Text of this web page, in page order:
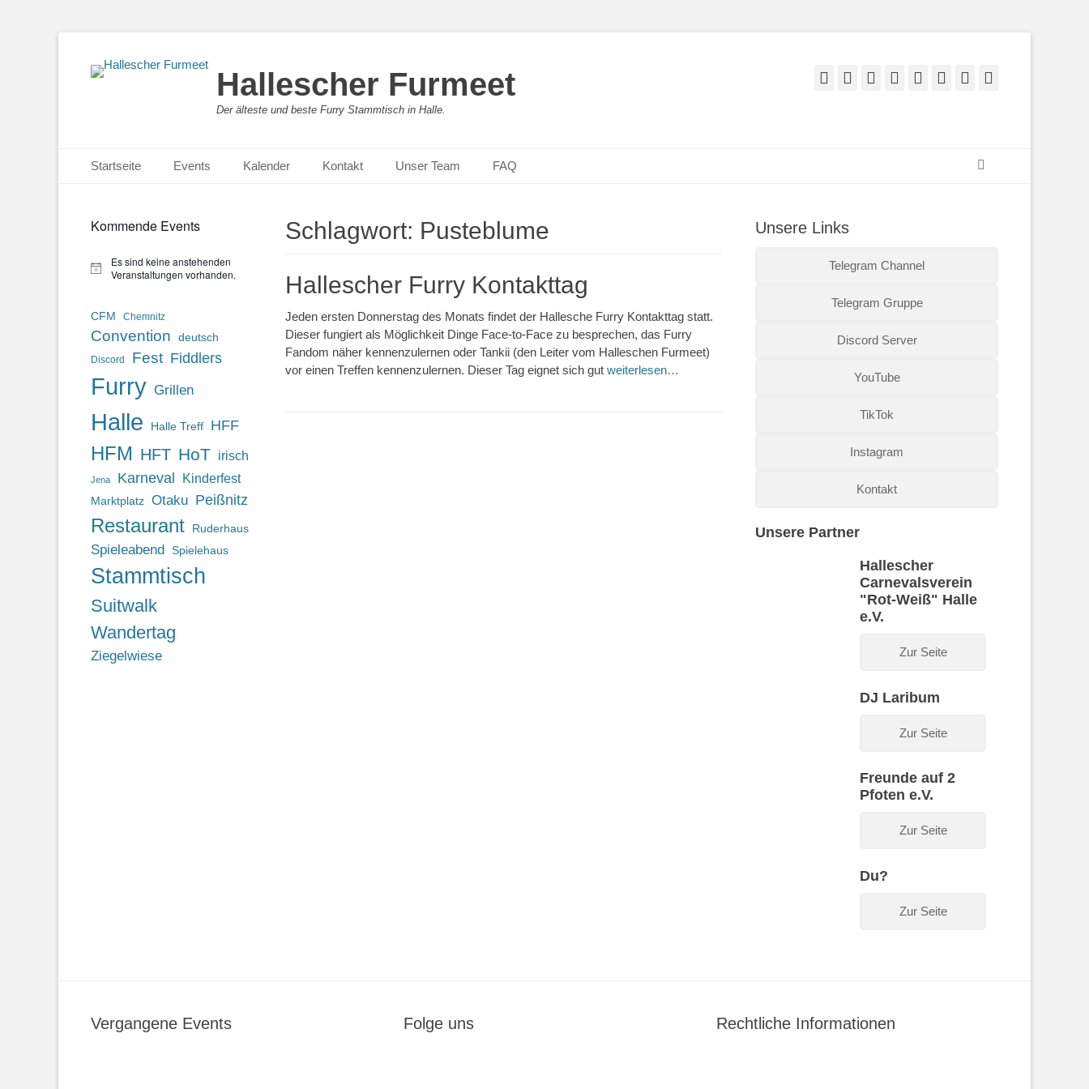
Hallescher Furmeet
Der älteste und beste Furry Stammtisch in Halle.
Facebook
Twitter Feed YouTubeInstagram
Reddit
Primäres Menü
Inhalt
Startseite Events Kalender Kontakt Unser Team FAQ
Schlagwort: Pusteblume
Hallescher Furry Kontakttag
Jeden ersten Donnerstag des Monats findet der Hallesche Furry Kontakttag statt.
Dieser fungiert als Möglichkeit Dinge Face-to-Face zu besprechen, das Furry
Fandom näher kennenzulernen oder Tankii (den Leiter vom Halleschen Furmeet)
vor einen Treffen kennenzulernen. Dieser Tag eignet sich gut weiterlesen…
Unsere Links
Telegram Channel
Telegram Gruppe
Discord Server
YouTube
TikTok
Instagram
Kontakt
Unsere Partner
Hallescher
Carnevalsverein
"Rot-Weiß" Halle
e.V.
Zur Seite
DJ Laribum
Zur Seite
Freunde auf 2
Pfoten e.V.
Zur Seite
Du?
Zur Seite
Kommende Events
Hinweis
Es sind keine anstehenden
Veranstaltungen vorhanden.
CFM Chemnitz
Convention deutsch
Discord Fest Fiddlers
Furry Grillen
Halle Halle Treff HFF
HFM HFT HoT irisch
Jena Karneval Kinderfest
Marktplatz Otaku Peißnitz
Restaurant Ruderhaus
Spieleabend Spielehaus
Stammtisch
Suitwalk
Wandertag
Ziegelwiese
Vergangene Events Folge uns Rechtliche Informationen